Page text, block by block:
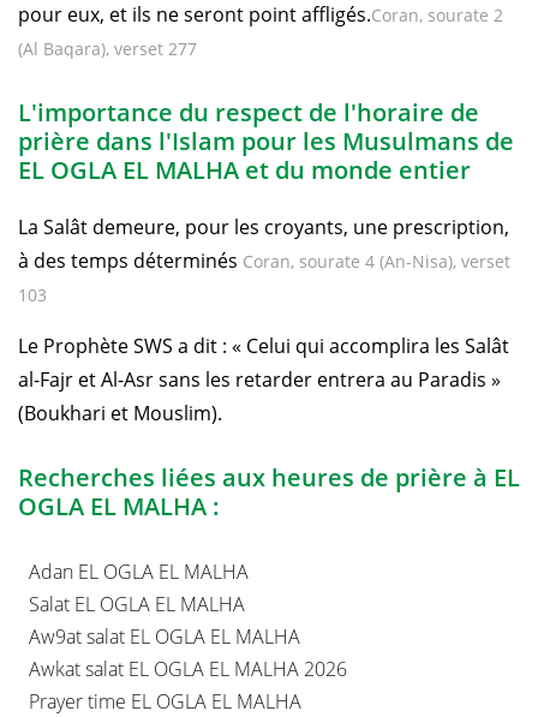
pour eux, et ils ne seront point affligés.Coran, sourate 2
(Al Baqara), verset 277
L'importance du respect de l'horaire de
prière dans l'Islam pour les Musulmans de
EL OGLA EL MALHA et du monde entier
La Salât demeure, pour les croyants, une prescription,
à des temps déterminés Coran, sourate 4 (An-Nisa), verset
103
Le Prophète SWS a dit : « Celui qui accomplira les Salât
al-Fajr et Al-Asr sans les retarder entrera au Paradis »
(Boukhari et Mouslim).
Recherches liées aux heures de prière à EL
OGLA EL MALHA :
Adan EL OGLA EL MALHA
Salat EL OGLA EL MALHA
Aw9at salat EL OGLA EL MALHA
Awkat salat EL OGLA EL MALHA 2026
Prayer time EL OGLA EL MALHA